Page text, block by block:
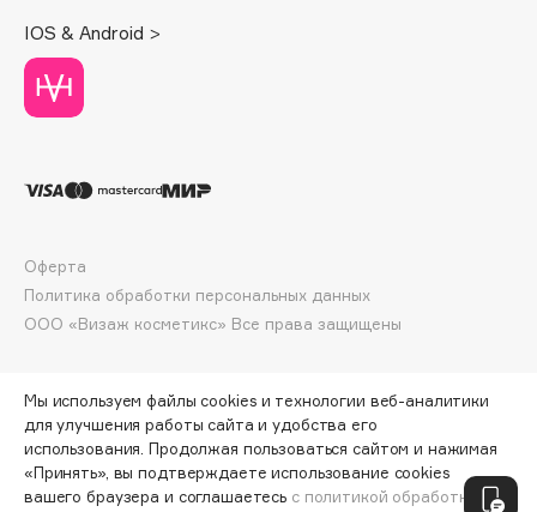
Dessange
Dior
Divage
Dorco
Dr. Vranjes Firenze
Dr.Althea
Dr.Ceuracle
DSD de Luxe
Dyson
ПО ЗОЛОТОЙ КАРТЕ:900 ₽
IOS & Android >
ООО «Визаж косметикс» Все права защищены
Оферта
Политика обработки персональных данных
Мы используем файлы cookies и технологии веб-аналитики
для улучшения работы сайта и удобства его
использования. Продолжая пользоваться сайтом и нажимая
«Принять», вы подтверждаете использование cookies
вашего браузера и соглашаетесь с политикой обработки